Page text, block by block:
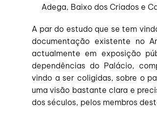
Adega, Baixo dos Criados e
A par do estudo que se tem
documentação existente no
actualmente em exposição
dependências do Palácio,
vindo a ser coligidas, sobre o
uma visão bastante clara e
dos séculos, pelos membros